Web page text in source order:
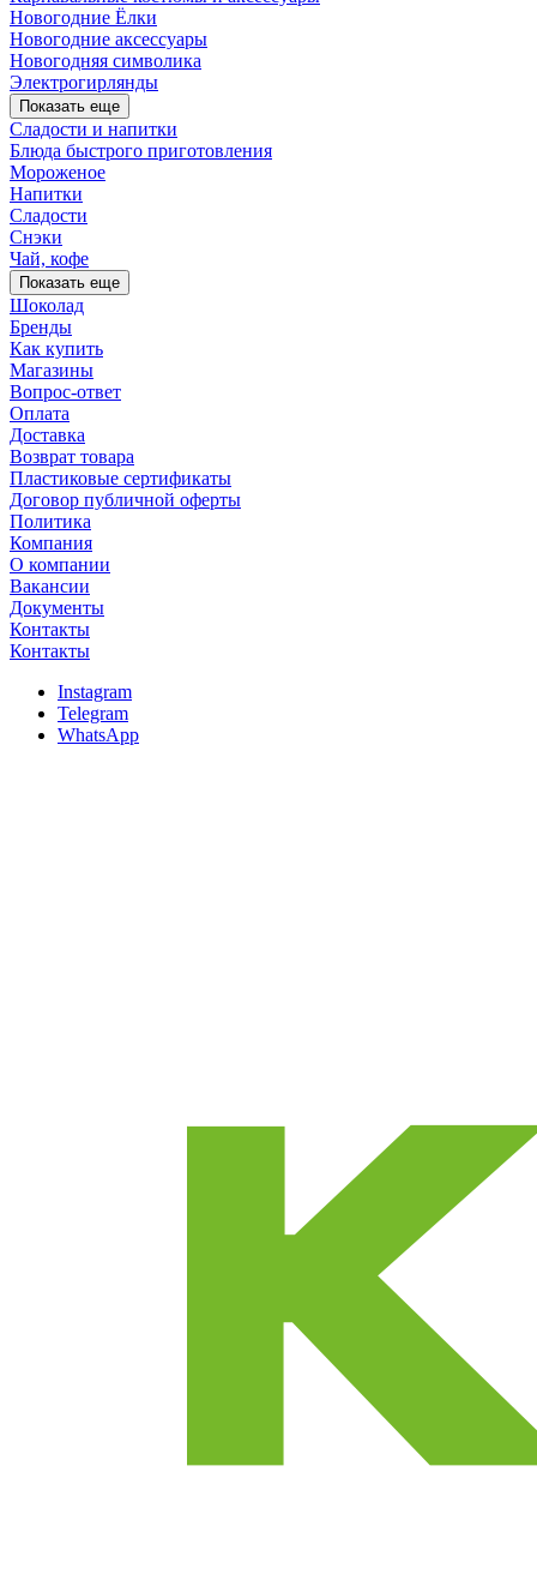
Новогодние Ёлки
Новогодние аксессуары
Новогодняя символика
Электрогирлянды
Показать еще
Сладости и напитки
Блюда быстрого приготовления
Мороженое
Напитки
Сладости
Снэки
Чай, кофе
Показать еще
Шоколад
Бренды
Как купить
Магазины
Вопрос-ответ
Оплата
Доставка
Возврат товара
Пластиковые сертификаты
Договор публичной оферты
Политика
Компания
О компании
Вакансии
Документы
Контакты
Контакты
Instagram
Telegram
WhatsApp